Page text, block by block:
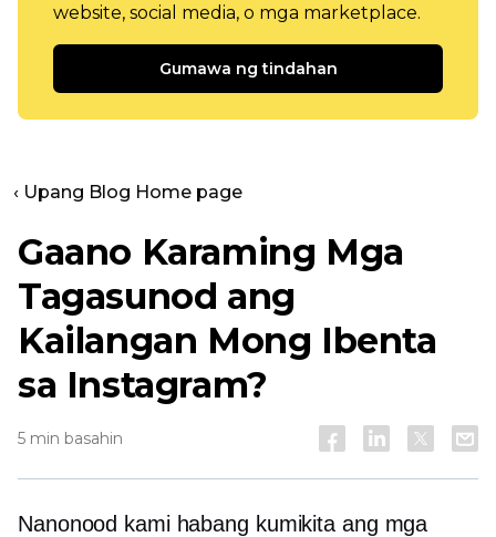
website, social media, o mga marketplace.
Gumawa ng tindahan
‹ Upang Blog Home page
Gaano Karaming Mga
Tagasunod ang
Kailangan Mong Ibenta
sa Instagram?
5 min basahin
Nanonood kami habang kumikita ang mga